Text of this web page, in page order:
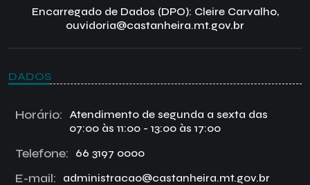
Encarregado de Dados (DPO): Cleire Carvalho,
ouvidoria@castanheira.mt.gov.br
DADOS
Horário:
Atendimento de segunda a sexta das
07:00 às 11:00 - 13:00 às 17:00
Telefone: 66 3197 0000
E-mail: administracao@castanheira.mt.gov.br